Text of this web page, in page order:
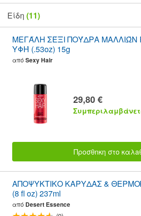
Είδη (11)
ΜΕΓΆΛΗ ΣΈΞΙ ΠΟΎΔΡΑ ΜΑΛΛΙΏΝ
ΥΦΉ (.53oz) 15g
από Sexy Hair
29,80 €
Προσθnκη στο
ΑΠΟΨΥΚΤΙΚΟ ΚΑΡΥΔΑΣ &
(8 fl oz) 237ml
από Desert Essence